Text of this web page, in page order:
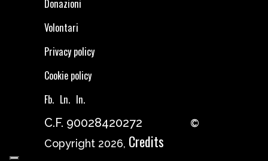
Donazioni
Volontari
Privacy policy
Cookie policy
Fb. Ln. In.
C.F. 90028420272
©
Copyright 2026, Credits